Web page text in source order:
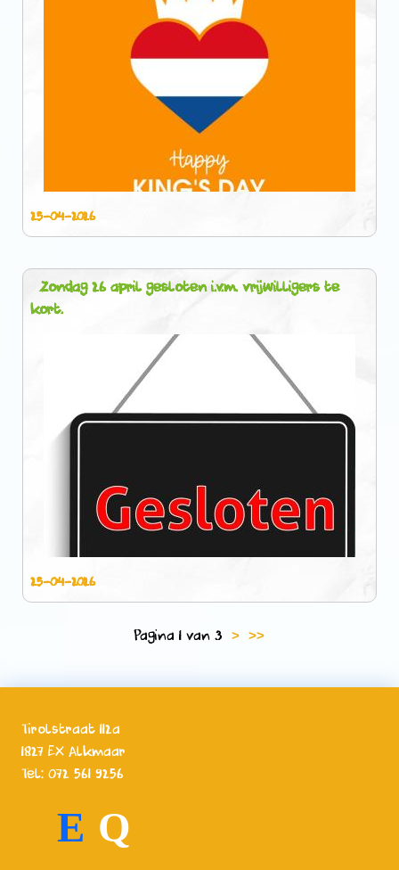
25-04-2026
Zondag 26 april gesloten i.v.m. vrijwilligers te
kort.
25-04-2026
Pagina 1 van 3> >>
Tirolstraat 112a
1827 EX Alkmaar
Tel: 072 561 9256
E Q